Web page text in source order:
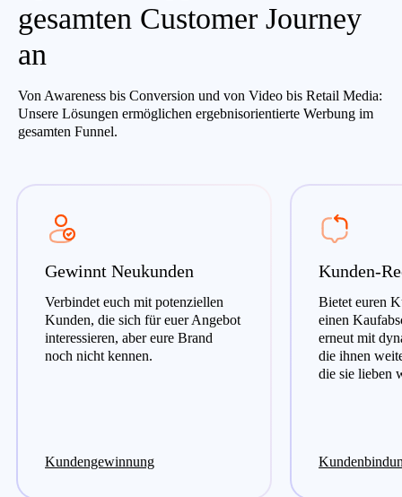
gesamten Customer Journey
an
Von Awareness bis Conversion und von Video bis Retail Media:
Unsere Lösungen ermöglichen ergebnisorientierte Werbung im
gesamten Funnel.
Gewinnt Neukunden
Verbindet euch mit potenziellen
Kunden, die sich für euer Angebot
interessieren, aber eure Brand
noch nicht kennen.
Kundengewinnung
Kunden-
Bietet euren
einen
erneut mit
die ihnen
die sie lieben